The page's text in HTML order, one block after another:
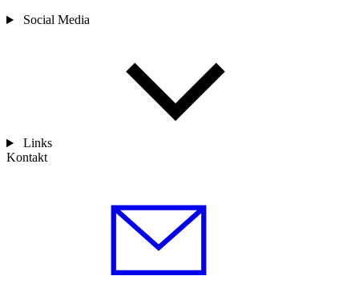
Social Media
Links
Kontakt